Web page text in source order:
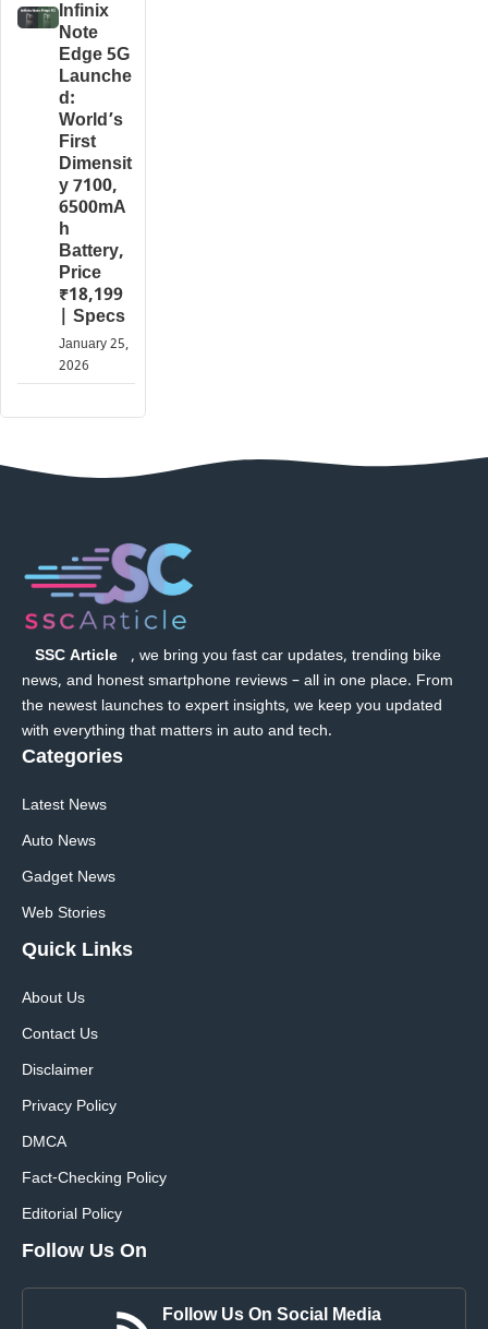
Infinix
Note
Edge 5G
Launche
d:
World’s
First
Dimensit
y 7100,
6500mA
h
Battery,
Price
₹18,199
| Specs
January 25,
2026
SSC Article
, we bring you fast car updates, trending bike
news, and honest smartphone reviews – all in one place. From
the newest launches to expert insights, we keep you updated
with everything that matters in auto and tech.
Categories
Latest News
Auto News
Gadget News
Web Stories
Quick Links
About Us
Contact Us
Disclaimer
Privacy Policy
DMCA
Fact-Checking Policy
Editorial Policy
Follow Us On
Follow Us On Social Media